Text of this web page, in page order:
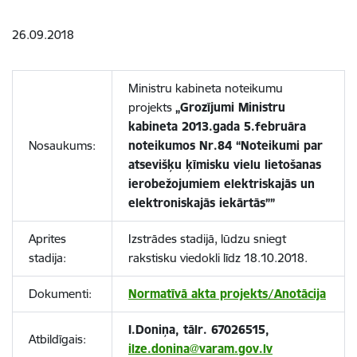
26.09.2018
Nosaukums:
Ministru kabineta noteikumu
projekts „Grozījumi Ministru
kabineta 2013.gada 5.februāra
noteikumos Nr.84 “Noteikumi par
atsevišķu ķīmisku vielu lietošanas
ierobežojumiem elektriskajās un
elektroniskajās iekārtās””
Aprites
stadija:
Izstrādes stadijā, lūdzu sniegt
rakstisku viedokli līdz 18.10.2018.
Dokumenti: Normatīvā akta projekts/Anotācija
Atbildīgais:
I.Doniņa, tālr. 67026515,
ilze.donina@varam.gov.lv